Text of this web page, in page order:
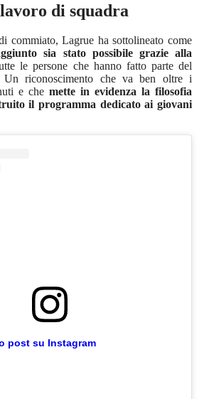
di squadra
commiato, Lagrue ha sottolineato come
sia stato possibile grazie alla
le persone che hanno fatto parte del
Un riconoscimento che va ben oltre i
e che mette in evidenza la filosofia
il programma dedicato ai giovani
post su Instagram